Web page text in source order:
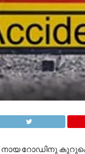
നായ റോഡിനു